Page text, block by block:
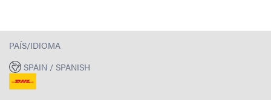
PAÍS/IDIOMA
SPAIN / SPANISH